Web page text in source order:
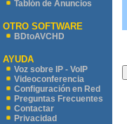
Tablón de Anuncios
OTRO SOFTWARE
BDtoAVCHD
AYUDA
Voz sobre IP - VoIP
Videoconferencia
Configuración en Red
Preguntas Frecuentes
Contactar
Privacidad